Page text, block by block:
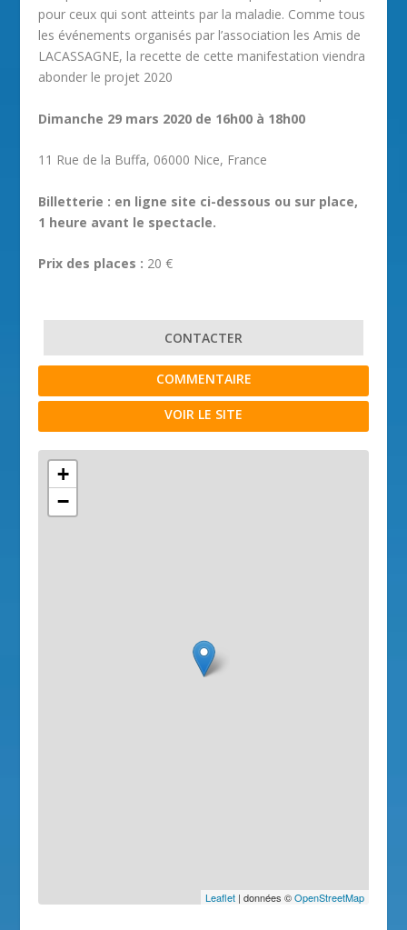
pour ceux qui sont atteints par la maladie. Comme tous
les événements organisés par l’association les Amis de
LACASSAGNE, la recette de cette manifestation viendra
abonder le projet 2020
Dimanche 29 mars 2020 de 16h00 à 18h00
11 Rue de la Buffa, 06000 Nice, France
Billetterie : en ligne site ci-dessous ou sur place,
1 heure avant le spectacle.
Prix des places : 20 €
CONTACTER
COMMENTAIRE
VOIR LE SITE
+
−
Leaflet| données ©OpenStreetMap